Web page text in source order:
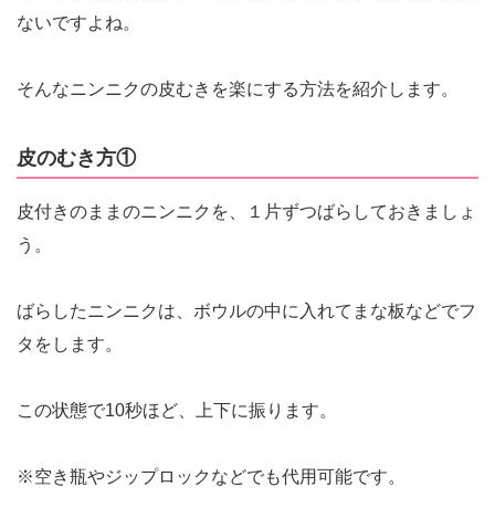
ないですよね。
そんなニンニクの皮むきを楽にする方法を紹介します。
皮のむき方①
皮付きのままのニンニクを、１片ずつばらしておきましょ
う。
ばらしたニンニクは、ボウルの中に入れてまな板などでフ
タをします。
この状態で10秒ほど、上下に振ります。
※空き瓶やジップロックなどでも代用可能です。